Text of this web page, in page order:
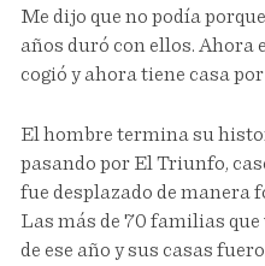
Me dijo que no podía
años duró con ellos. Ahora
cogió y ahora tiene casa
El hombre termina su
pasando por El Triunfo,
fue desplazado de manera
Las más de 70 familias
de ese año y sus casas